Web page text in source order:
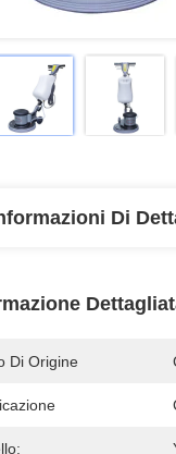
Di
Di Origine